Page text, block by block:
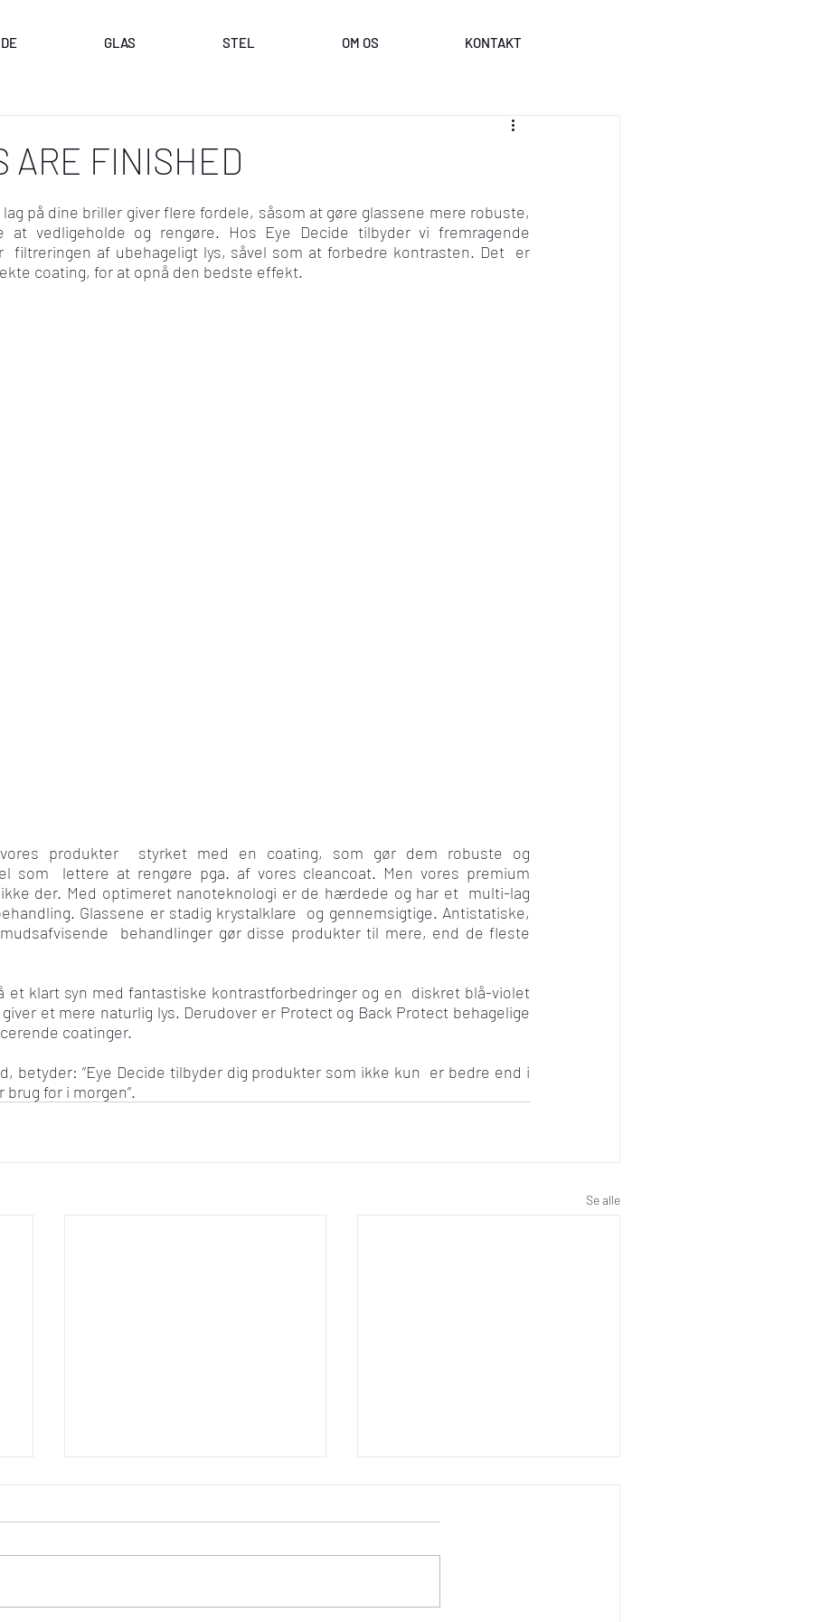
GLAS STEL OM OS KONTAKT
ARE FINISHED
på dine briller giver flere fordele, såsom at gøre glassene mere robuste,
at vedligeholde og rengøre. Hos Eye Decide tilbyder vi fremragende
filtreringen af ubehageligt lys, såvel som at forbedre kontrasten. Det  er
coating, for at opnå den bedste effekt.
produkter  styrket med en coating, som gør dem robuste og
som  lettere at rengøre pga. af vores cleancoat. Men vores premium
der. Med optimeret nanoteknologi er de hærdede og har et  multi-lag
Glassene er stadig krystalklare  og gennemsigtige. Antistatiske,
behandlinger gør disse produkter til mere, end de fleste
et klart syn med fantastiske kontrastforbedringer og en  diskret blå-violet
et mere naturlig lys. Derudover er Protect og Back Protect behagelige
coatinger.
betyder: ”Eye Decide tilbyder dig produkter som ikke kun  er bedre end i
brug for i morgen”.
Se alle